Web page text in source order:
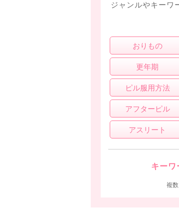
ジャンルやキーワ
おりもの
更年期
ピル服用方法
アフターピル
アスリート
キーワ
複